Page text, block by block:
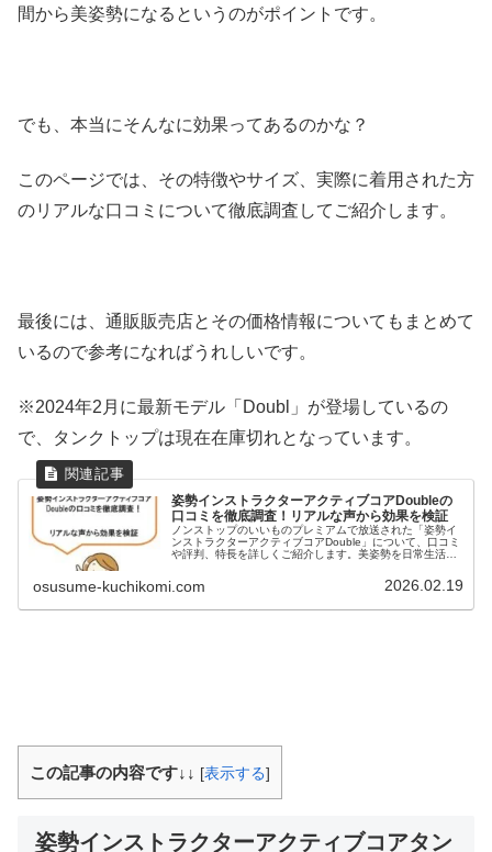
間から美姿勢になるというのがポイントです。
でも、本当にそんなに効果ってあるのかな？
このページでは、その特徴やサイズ、実際に着用された方
のリアルな口コミについて徹底調査してご紹介します。
最後には、通販販売店とその価格情報についてもまとめて
いるので参考になればうれしいです。
※2024年2月に最新モデル「Doubl」が登場しているの
で、タンクトップは現在在庫切れとなっています。
姿勢インストラクターアクティブコアDoubleの
口コミを徹底調査！リアルな声から効果を検証
ノンストップのいいものプレミアムで放送された「姿勢イ
ンストラクターアクティブコアDouble」について、口コミ
や評判、特長を詳しくご紹介します。美姿勢を日常生活に
osusume-kuchikomi.com 2026.02.19
この記事の内容です↓↓ [表示する]
姿勢インストラクターアクティブコアタン